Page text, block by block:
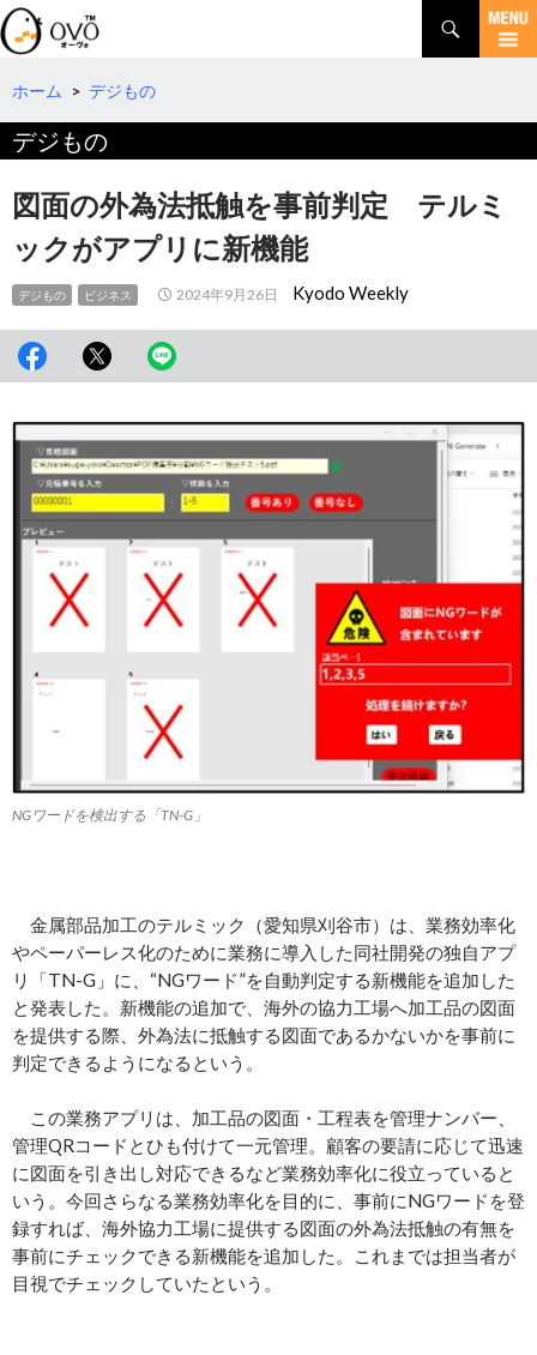
検
索
コ
テ
ツ
へ
移
動
ホーム > デジもの
デジもの
図面の外為法抵触を事前判定 テルミ
ックがアプリに新機能
デジもの ビジネス 2024年9月26日 Kyodo Weekly
NGワードを検出する「TN-G」
金属部品加工のテルミック（愛知県刈谷市）は、業務効率化
やペーパーレス化のために業務に導入した同社開発の独自アプ
リ「TN-G」に、“NGワード”を自動判定する新機能を追加した
と発表した。新機能の追加で、海外の協力工場へ加工品の図面
を提供する際、外為法に抵触する図面であるかないかを事前に
判定できるようになるという。
この業務アプリは、加工品の図面・工程表を管理ナンバー、
管理QRコードとひも付けて一元管理。顧客の要請に応じて迅速
に図面を引き出し対応できるなど業務効率化に役立っていると
いう。今回さらなる業務効率化を目的に、事前にNGワードを登
録すれば、海外協力工場に提供する図面の外為法抵触の有無を
事前にチェックできる新機能を追加した。これまでは担当者が
目視でチェックしていたという。